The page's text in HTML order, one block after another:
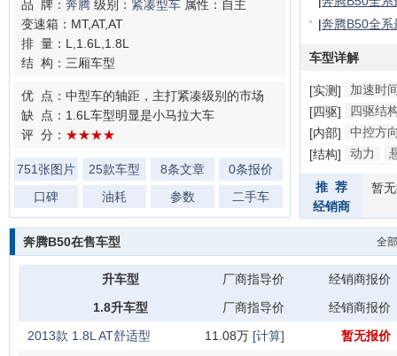
品 牌： 奔腾 级别： 紧凑型车 属性：自主
变速箱：MT,AT,AT
排 量：L,1.6L,1.8L
结 构：三厢车型
优 点：中型车的轴距，主打紧凑级别的市场
缺 点：1.6L车型明显是小马拉大车
评 分： ★★★★
751张图片 25款车型 8条文章
0条报价
口碑
油耗 参数 二手车
|奔腾B50全
车型详解
[实测]
加速时
[四驱]
四驱结
[内部]
中控方
[结构]
动力
推 荐
经销商
暂
全
奔腾B50在售车型
升车型 厂商指导价
经销商报价
1.8升车型
厂商指导价
经销商报价
2013款 1.8L AT舒适型
11.08万 [计算]
暂无报价